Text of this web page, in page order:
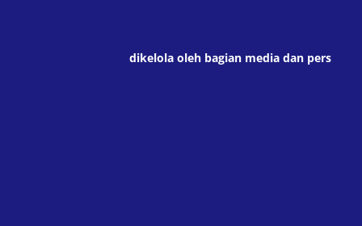
dikelola oleh bagian media dan pers